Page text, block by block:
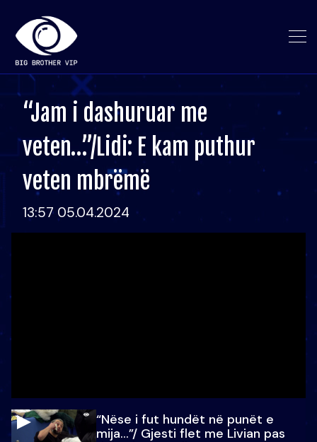
“Jam i dashuruar me
veten…”/Lidi: E kam puthur
veten mbrëmë
13:57 05.04.2024
“Nëse i fut hundët në punët e
mija…”/ Gjesti flet me Livian pas